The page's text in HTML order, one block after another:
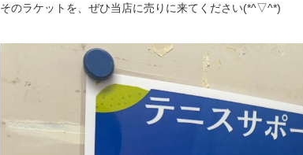
そのラケットを、ぜひ当店に売りに来てください(*^▽^*)